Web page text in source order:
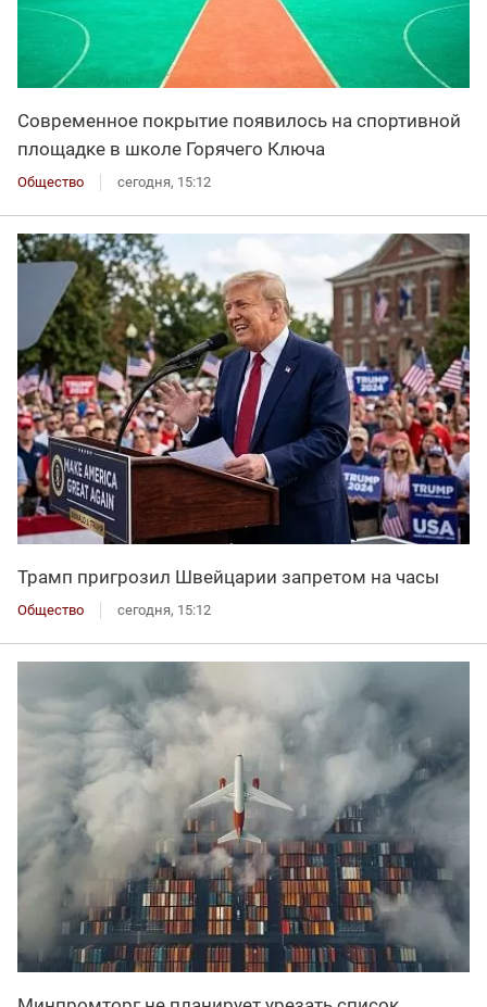
Современное покрытие появилось на спортивной
площадке в школе Горячего Ключа
Общество сегодня, 15:12
Трамп пригрозил Швейцарии запретом на часы
Общество сегодня, 15:12